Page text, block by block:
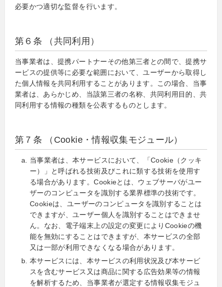
必要かつ適切な監督を行います。
第６条 （共同利用）
当事業者は、提携パートナーその他第三者との間で、提携サ
ービスの提供等に必要な範囲において、ユーザーから取得し
た個人情報を共同利用することがあります。この場合、当事
業者は、あらかじめ、当該第三者の名称、共同利用目的、共
同利用する情報の種類を公表するものとします。
第７条 （Cookie・情報収集モジュール）
当事業者は、本サービスにおいて、「Cookie（クッキ
ー）」と呼ばれる技術及びこれに類する技術を使用す
る場合があります。Cookieとは、ウェブサーバがユー
ザーのコンピュータを識別する業界標準の技術です。
Cookieは、ユーザーのコンピュータを識別することは
できますが、ユーザー個人を識別することはできませ
ん。なお、電子端末上の設定の変更によりCookieの機
能を無効にすることはできますが、本サービスの全部
又は一部が利用できなくなる場合があります。
本サービスには、本サービスの利用状況及び本サービ
スを含むサービス又は商品に関する広告効果等の情報
を解析するため、当事業者が選定する情報収集モジュ